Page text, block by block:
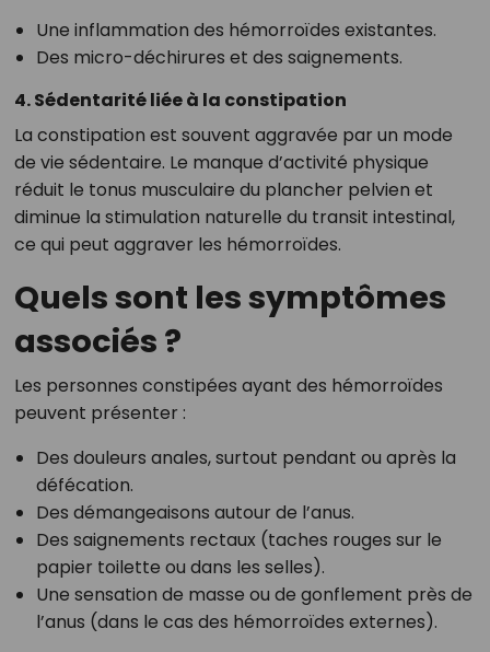
Une inflammation des hémorroïdes existantes.
Des micro-déchirures et des saignements.
4. Sédentarité liée à la constipation
La constipation est souvent aggravée par un mode
de vie sédentaire. Le manque d’activité physique
réduit le tonus musculaire du plancher pelvien et
diminue la stimulation naturelle du transit intestinal,
ce qui peut aggraver les hémorroïdes.
Quels sont les symptômes
associés ?
Les personnes constipées ayant des hémorroïdes
peuvent présenter :
Des douleurs anales, surtout pendant ou après la
défécation.
Des démangeaisons autour de l’anus.
Des saignements rectaux (taches rouges sur le
papier toilette ou dans les selles).
Une sensation de masse ou de gonflement près de
l’anus (dans le cas des hémorroïdes externes).